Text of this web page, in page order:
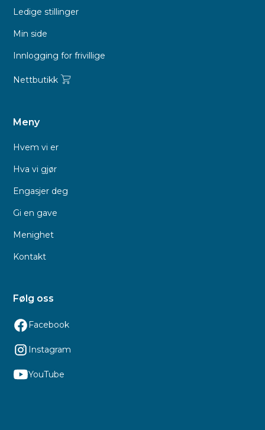
Ledige stillinger
Min side
Innlogging for frivillige
Nettbutikk
Meny
Hvem vi er
Hva vi gjør
Engasjer deg
Gi en gave
Menighet
Kontakt
Følg oss
Facebook
Instagram
YouTube